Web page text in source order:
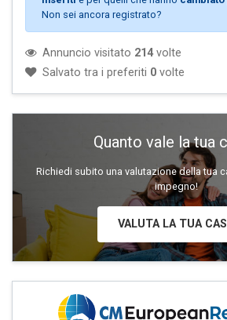
Non sei ancora registrato?
Annuncio visitato 214volte
Salvato tra i preferiti 0 volte
Quanto vale la tua
Richiedi subito una valutazione della tua
impegno!
VALUTA LA TUA